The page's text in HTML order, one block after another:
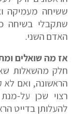
ששיחה מעמיקה
שתקבלי בשיחה
האדם השני.
אז מה שואלים
חלק מהשאלות
הראשונה, ואם לא
רצוי שכן על-
להעלותן בדייט